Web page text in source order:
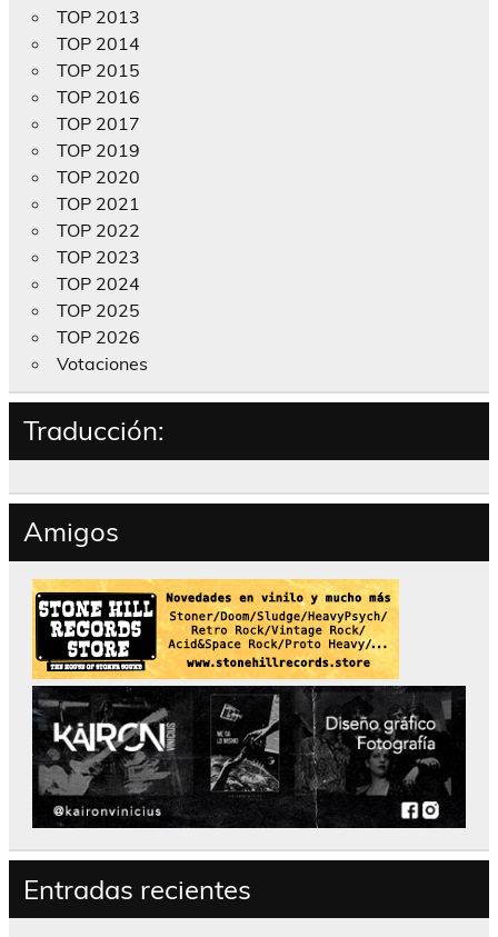
TOP 2013
TOP 2014
TOP 2015
TOP 2016
TOP 2017
TOP 2019
TOP 2020
TOP 2021
TOP 2022
TOP 2023
TOP 2024
TOP 2025
TOP 2026
Votaciones
Traducción:
Amigos
Entradas recientes